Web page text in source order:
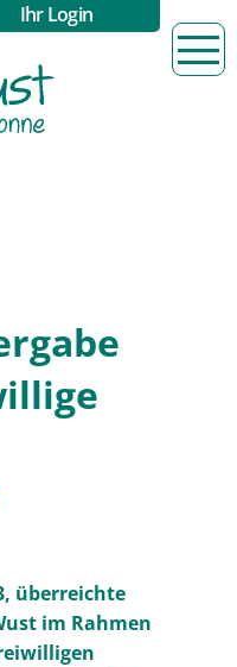
Ihr Login
überreichte
im Rahmen